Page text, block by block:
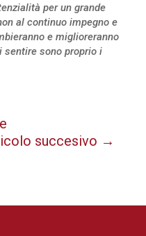
per un grande
al continuo impegno e
e miglioreranno
sentire sono proprio i
succesivo →